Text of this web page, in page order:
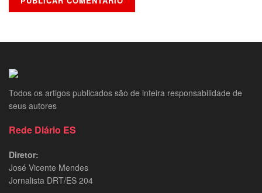
Todos os artigos publicados são de inteira responsabilidade de
seus autores
Rede Diário ES
Diretor:
José Vicente Mendes
Jornalista DRT/ES 204